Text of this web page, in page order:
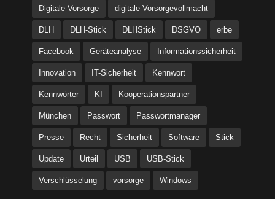
Digitale Vorsorge digitale Vorsorgevollmacht
DLH DLH-Stick DLHStick DSGVO erbe
Facebook Geräteanalyse Informationssicherheit
Innovation IT-Sicherheit Kennwort
Kennwörter KI Kooperationspartner
München Passwort Passwortmanager
Presse Recht Sicherheit Software Stick
Update Urteil USB USB-Stick
Verschlüsselung vorsorge Windows